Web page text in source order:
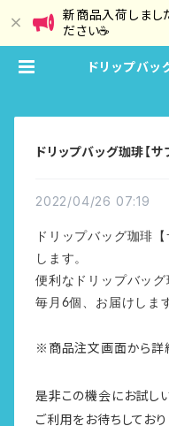
新商品入荷しまし
ださい☕
ドリップバッ
ドリップバッグ珈琲【
2022/04/26 07:19
ドリップバッグ珈琲
します。
便利なドリップバッグ
毎月6個、お届けしま
※商品注文画面から詳
是非この機会にお試し
ご利用をお待ちしており